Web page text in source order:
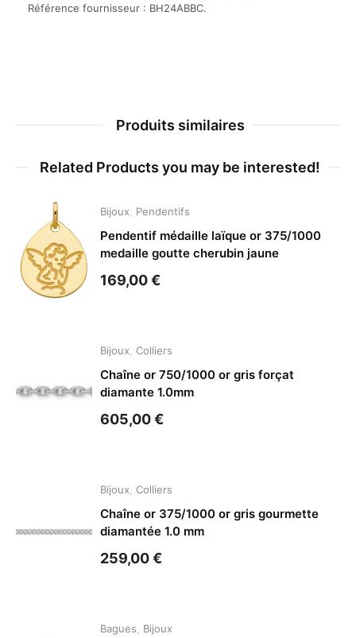
Référence fournisseur : BH24ABBC.
Produits similaires
Related Products you may be interested!
Bijoux Pendentifs
Pendentif médaille laïque or 375/1000
medaille goutte cherubin jaune
169,00€
Bijoux Colliers
Chaîne or 750/1000 or gris forçat
diamante 1.0mm
605,00€
Bijoux Colliers
Chaîne or 375/1000 or gris gourmette
diamantée 1.0 mm
259,00€
Bagues Bijoux